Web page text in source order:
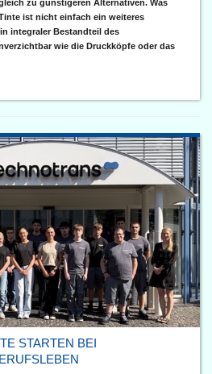
zu günstigeren Alternativen. Was
ist nicht einfach ein weiteres
integraler Bestandteil des
wie die Druckköpfe oder das
STARTEN BEI